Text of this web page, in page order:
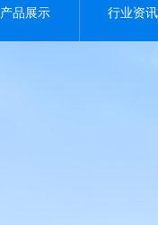
产品展示 行业资讯